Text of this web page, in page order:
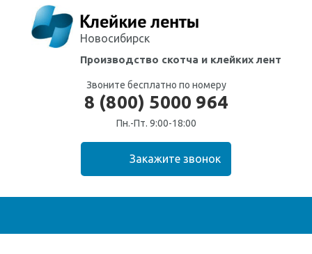
Новосибирск
Производство скотча и клейких лент
Звоните бесплатно по номеру
8 (800) 5000 964
Пн.-Пт. 9:00-18:00